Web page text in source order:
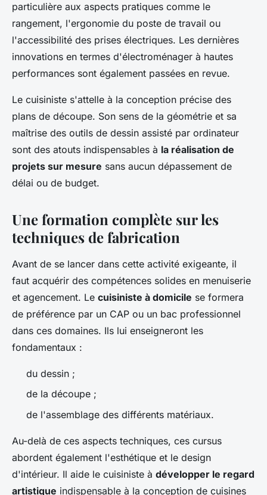
particulière aux aspects pratiques comme le
rangement, l'ergonomie du poste de travail ou
l'accessibilité des prises électriques. Les dernières
innovations en termes d'électroménager à hautes
performances sont également passées en revue.
Le cuisiniste s'attelle à la conception précise des
plans de découpe. Son sens de la géométrie et sa
maîtrise des outils de dessin assisté par ordinateur
sont des atouts indispensables à la réalisation de
projets sur mesure sans aucun dépassement de
délai ou de budget.
Une formation complète sur les
techniques de fabrication
Avant de se lancer dans cette activité exigeante, il
faut acquérir des compétences solides en menuiserie
et agencement. Le cuisiniste à domicile se formera
de préférence par un CAP ou un bac professionnel
dans ces domaines. Ils lui enseigneront les
fondamentaux :
du dessin ;
de la découpe ;
de l'assemblage des différents matériaux.
Au-delà de ces aspects techniques, ces cursus
abordent également l'esthétique et le design
d'intérieur. Il aide le cuisiniste à développer le regard
artistique indispensable à la conception de cuisines